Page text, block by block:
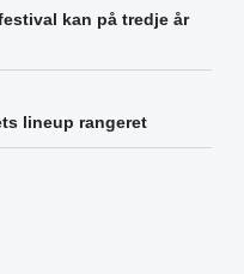
kan på tredje år
lineup rangeret